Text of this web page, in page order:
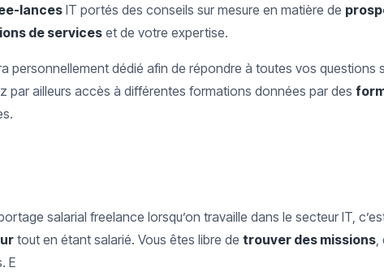
lancesIT portés des conseils sur mesure en matière de
de services et de votre expertise.
personnellement dédié afin de répondre à toutes vos questions
par ailleurs accès à différentes formations données par des
salarial freelance lorsqu’on travaille dans le secteur IT,
tout en étant salarié. Vous êtes libre de trouver des missions,
E